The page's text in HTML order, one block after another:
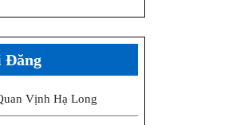
Đăng
Vịnh Hạ Long